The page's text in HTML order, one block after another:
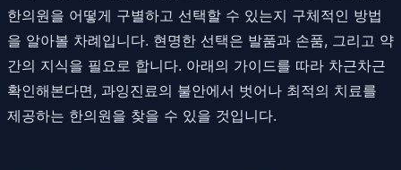
한의원을 어떻게 구별하고 선택할 수 있는지 구체적인 방법
을 알아볼 차례입니다. 현명한 선택은 발품과 손품, 그리고 약
간의 지식을 필요로 합니다. 아래의 가이드를 따라 차근차근
확인해본다면, 과잉진료의 불안에서 벗어나 최적의 치료를
제공하는 한의원을 찾을 수 있을 것입니다.